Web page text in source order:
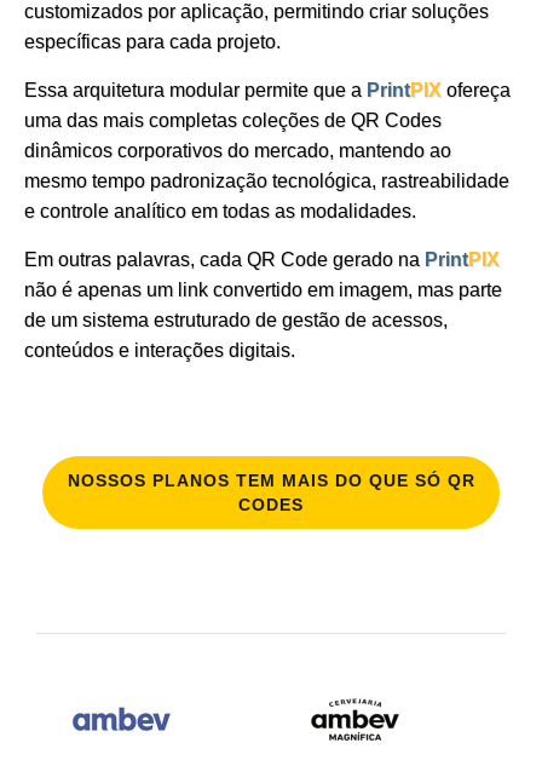
customizados por aplicação, permitindo criar soluções
específicas para cada projeto.
Essa arquitetura modular permite que a PrintPIX ofereça
uma das mais completas coleções de QR Codes
dinâmicos corporativos do mercado, mantendo ao
mesmo tempo padronização tecnológica, rastreabilidade
e controle analítico em todas as modalidades.
Em outras palavras, cada QR Code gerado na PrintPIX
não é apenas um link convertido em imagem, mas parte
de um sistema estruturado de gestão de acessos,
conteúdos e interações digitais.
NOSSOS PLANOS TEM MAIS DO QUE SÓ QR
CODES